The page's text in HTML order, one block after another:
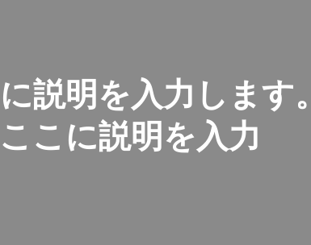
に説明を入力 し ます
こに説明を入力しま